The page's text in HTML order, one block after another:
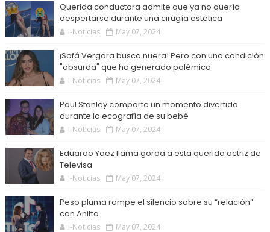
Querida conductora admite que ya no quería
despertarse durante una cirugía estética
I-Noticias May 07, 2024
¡Sofá Vergara busca nuera! Pero con una condición
"absurda" que ha generado polémica
I-Noticias May 07, 2024
Paul Stanley comparte un momento divertido
durante la ecografía de su bebé
I-Noticias May 07, 2024
Eduardo Yaez llama gorda a esta querida actriz de
Televisa
I-Noticias May 07, 2024
Peso pluma rompe el silencio sobre su “relación”
con Anitta
I-Noticias May 07, 2024